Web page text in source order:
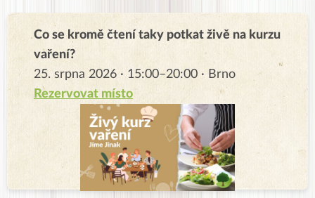
Co se kromě čtení taky potkat živě na kurzu
vaření?
25. srpna 2026 · 15:00–20:00 · Brno
Rezervovat místo